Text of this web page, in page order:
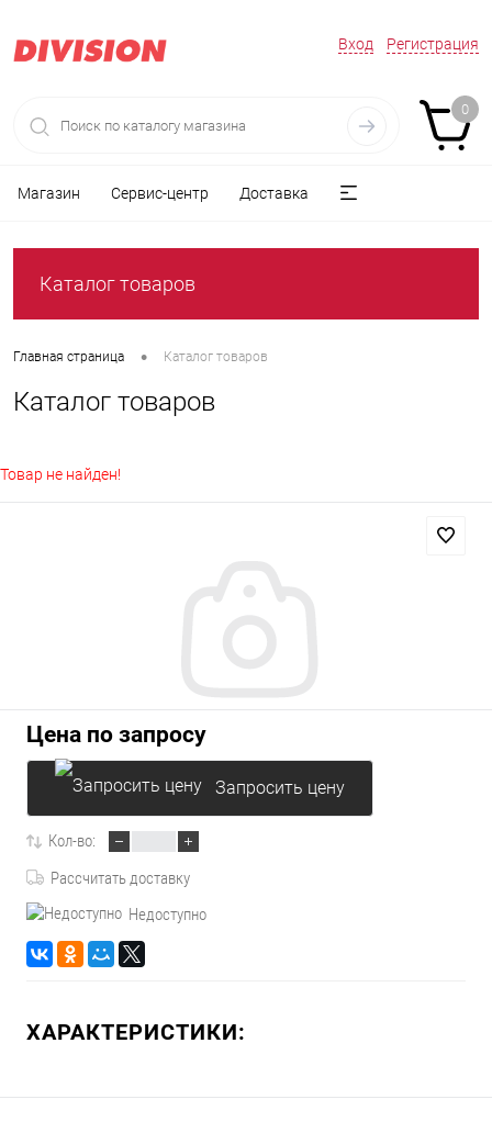
Вход Регистрация
0
Магазин Сервис-центр Доставка
Каталог товаров
Главная страница • Каталог товаров
Каталог товаров
Товар не найден!
Цена по запросу
Запросить цену
Кол-во:
Рассчитать доставку
Недоступно
ХАРАКТЕРИСТИКИ: